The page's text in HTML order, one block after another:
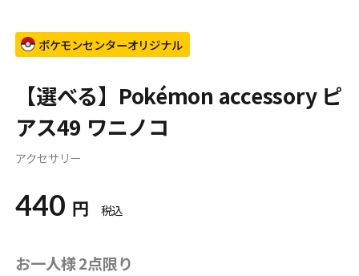
ポケモンセンターオリジナル
【選べる】Pokémon accessory ピ
アス49 ワニノコ
アクセサリー
440 円 税込
お一人様 2点限り